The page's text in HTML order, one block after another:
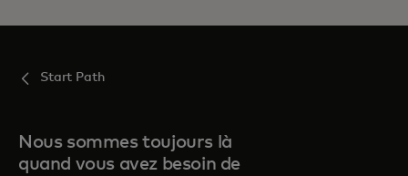
Start Path
Nous sommes toujours là
quand vous avez besoin de